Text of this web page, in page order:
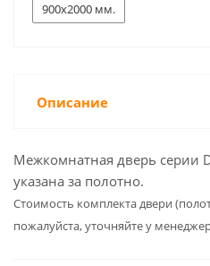
900x2000 мм.
Описание
Межкомнатная дверь серии
указана за полотно.
Cтоимость комплекта двери
пожалуйста, уточняйте у